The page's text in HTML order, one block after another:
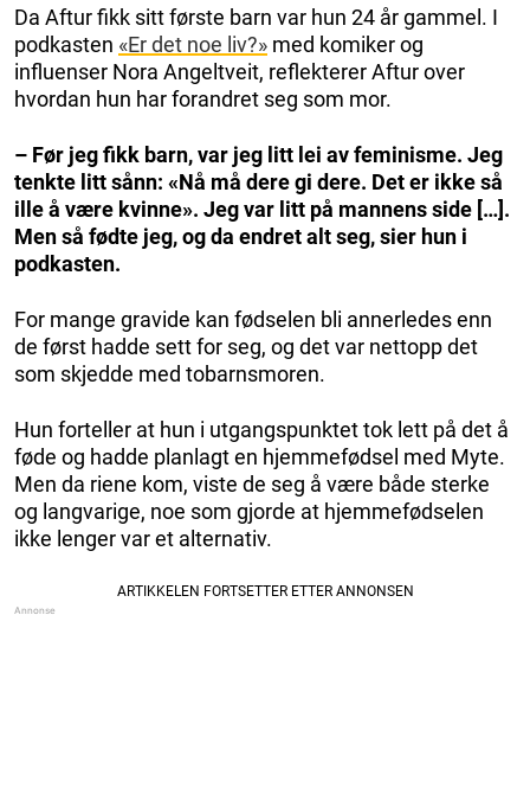
Da Aftur fikk sitt første barn var hun 24 år gammel. I
podkasten «Er det noe liv?» med komiker og
influenser Nora Angeltveit, reflekterer Aftur over
hvordan hun har forandret seg som mor.
– Før jeg fikk barn, var jeg litt lei av feminisme. Jeg
tenkte litt sånn: «Nå må dere gi dere. Det er ikke så
ille å være kvinne». Jeg var litt på mannens side […].
Men så fødte jeg, og da endret alt seg, sier hun i
podkasten.
For mange gravide kan fødselen bli annerledes enn
de først hadde sett for seg, og det var nettopp det
som skjedde med tobarnsmoren.
Hun forteller at hun i utgangspunktet tok lett på det å
føde og hadde planlagt en hjemmefødsel med Myte.
Men da riene kom, viste de seg å være både sterke
og langvarige, noe som gjorde at hjemmefødselen
ikke lenger var et alternativ.